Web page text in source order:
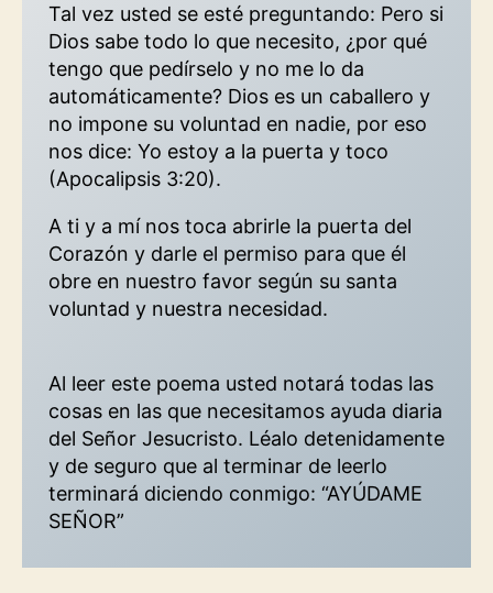
Tal vez usted se esté preguntando: Pero si
Dios sabe todo lo que necesito, ¿por qué
tengo que pedírselo y no me lo da
automáticamente? Dios es un caballero y
no impone su voluntad en nadie, por eso
nos dice: Yo estoy a la puerta y toco
(Apocalipsis 3:20).
A ti y a mí nos toca abrirle la puerta del
Corazón y darle el permiso para que él
obre en nuestro favor según su santa
voluntad y nuestra necesidad.
Al leer este poema usted notará todas las
cosas en las que necesitamos ayuda diaria
del Señor Jesucristo. Léalo detenidamente
y de seguro que al terminar de leerlo
terminará diciendo conmigo: “AYÚDAME
SEÑOR”